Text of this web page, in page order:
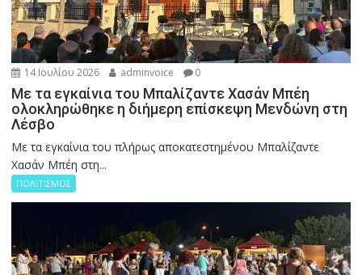
14 Ιουλίου 2026 adminvoice 0
Με τα εγκαίνια του Μπαλίζαντε Χασάν Μπέη
ολοκληρώθηκε η διήμερη επίσκεψη Μενδώνη στη
Λέσβο
Με τα εγκαίνια του πλήρως αποκατεστημένου Μπαλίζαντε
Χασάν Μπέη στη...
ΠΟΛΙΤΙΣΜΟΣ